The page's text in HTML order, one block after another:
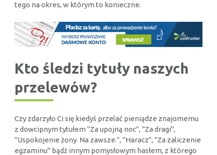
tego na okres, w którym to konieczne.
Kto śledzi tytuły naszych
przelewów?
Czy zdarzyło Ci się kiedyś przelać pieniądze znajomemu
z dowcipnym tytułem "Za upojną noc", "Za dragi",
"Uspokojenie żony. Na zawsze.", "Haracz", "Za zaliczenie
egzaminu" bądź innym pomysłowym hasłem, z którego